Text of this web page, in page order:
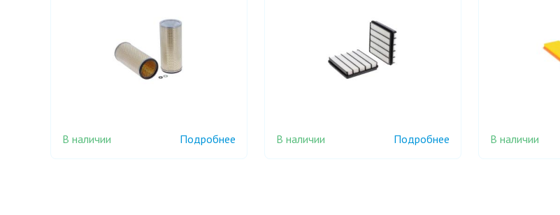
В наличии Подробнее В наличии Подробнее В наличии